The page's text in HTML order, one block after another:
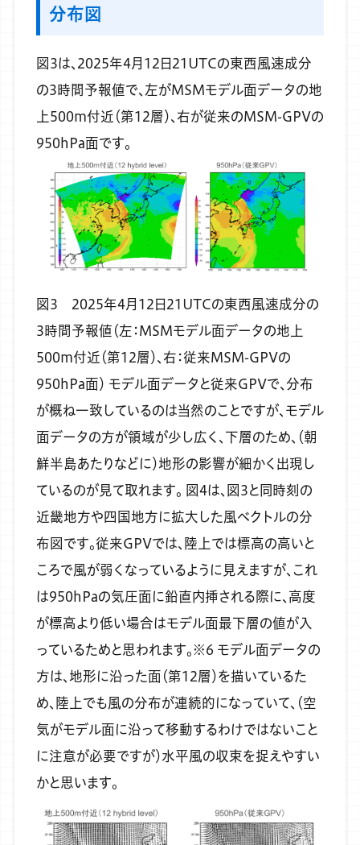
分布図
図3は、2025年4月12日21UTCの東西風速成分
の3時間予報値で、左がMSMモデル面データの地
上500m付近（第12層）、右が従来のMSM-GPVの
950hPa面です。
図3 2025年4月12日21UTCの東西風速成分の
3時間予報値（左：MSMモデル面データの地上
500m付近（第12層）、右：従来MSM-GPVの
950hPa面） モデル面データと従来GPVで、分布
が概ね一致しているのは当然のことですが、モデル
面データの方が領域が少し広く、下層のため、（朝
鮮半島あたりなどに）地形の影響が細かく出現し
ているのが見て取れます。 図4は、図3と同時刻の
近畿地方や四国地方に拡大した風ベクトルの分
布図です。従来GPVでは、陸上では標高の高いと
ころで風が弱くなっているように見えますが、これ
は950hPaの気圧面に鉛直内挿される際に、高度
が標高より低い場合はモデル面最下層の値が入
っているためと思われます。※6 モデル面データの
方は、地形に沿った面（第12層）を描いているた
め、陸上でも風の分布が連続的になっていて、（空
気がモデル面に沿って移動するわけではないこと
に注意が必要ですが）水平風の収束を捉えやすい
かと思います。